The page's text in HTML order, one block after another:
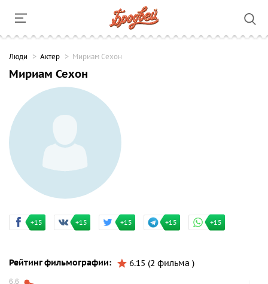
Люди Актер Мириам Сехон
Мириам Сехон
+15 +15 +15 +15 +15
Рейтинг фильмографии: 6.15 (2 фильма )